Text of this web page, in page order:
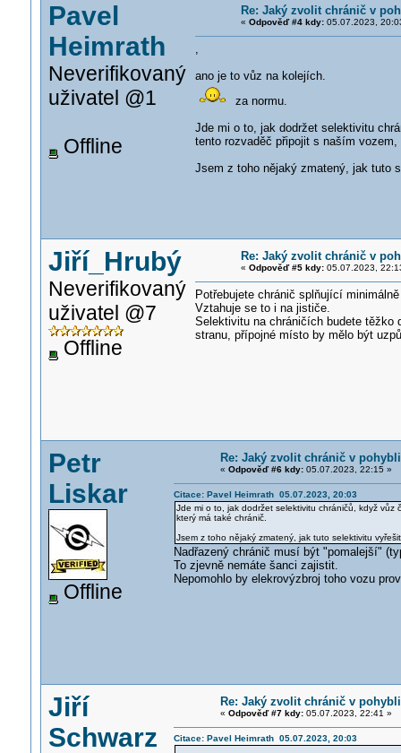
Pavel
Heimrath
Neverifikovaný
uživatel @1
Offline
Re: Jaký zvolit chránič v
« Odpověď #4 kdy:05.07.2023,
,
ano je to vůz na kolejích.
za normu.
Jde mi o to, jak dodržet selektivitu
tento rozvaděč připojit s naším
Jsem z toho nějaký zmatený, jak tuto
Jiří_Hrubý
Neverifikovaný
uživatel @7
Offline
Re: Jaký zvolit chránič v
« Odpověď #5 kdy:05.07.2023,
Potřebujete chránič splňující
Vztahuje se to i na jističe.
Selektivitu na chráničích budete těžko
stranu, přípojné místo by mělo být
Petr
Liskar
Offline
Re: Jaký zvolit chránič v
« Odpověď #6 kdy:05.07.2023, 22:15 »
Citace: Pavel Heimrath 05.07.2023, 20:03
Jde mi o to, jak dodržet selektivitu chráničů, když vůz
který má také chránič.
Jsem z toho nějaký zmatený, jak tuto selektivitu
Nadřazený chránič musí být "pomalejší"
To zjevně nemáte šanci zajistit.
Nepomohlo by elekrovýzbroj toho vozu
Jiří
Schwarz
Re: Jaký zvolit chránič v
« Odpověď #7 kdy:05.07.2023, 22:41 »
Citace: Pavel Heimrath 05.07.2023, 20:03